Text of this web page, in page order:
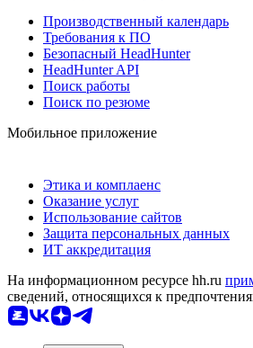
Производственный календарь
Требования к ПО
Безопасный HeadHunter
HeadHunter API
Поиск работы
Поиск по резюме
Мобильное приложение
Этика и комплаенс
Оказание услуг
Использование сайтов
Защита персональных данных
ИТ аккредитация
На информационном ресурсе hh.ru
сведений, относящихся к